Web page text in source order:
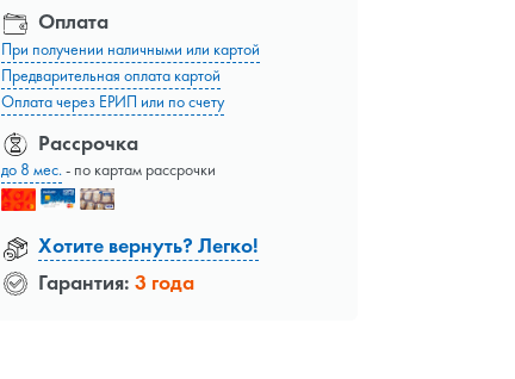
Оплата
При получении наличными или картой
Предварительная оплата картой
Оплата через ЕРИП или по счету
Рассрочка
до 8 мес.- по картам рассрочки
Хотите вернуть? Легко!
Гарантия: 3 года